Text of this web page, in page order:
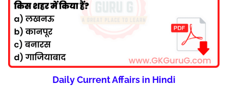
Daily Current Affairs in Hindi